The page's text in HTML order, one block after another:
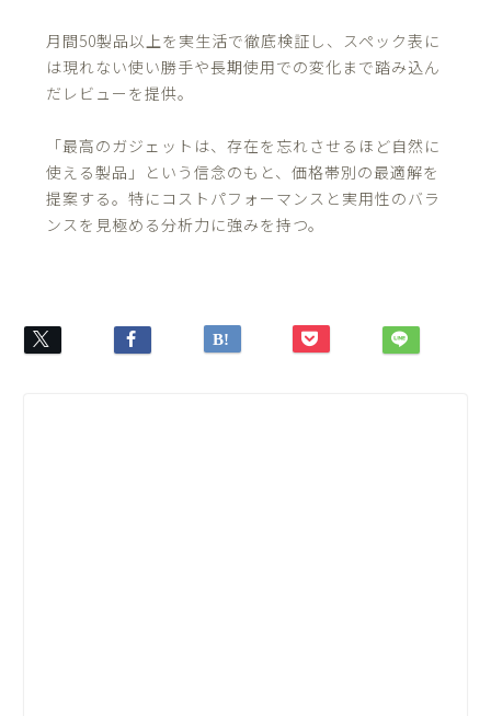
月間50製品以上を実生活で徹底検証し、スペック表に
は現れない使い勝手や長期使用での変化まで踏み込ん
だレビューを提供。
「最高のガジェットは、存在を忘れさせるほど自然に
使える製品」という信念のもと、価格帯別の最適解を
提案する。特にコストパフォーマンスと実用性のバラ
ンスを見極める分析力に強みを持つ。